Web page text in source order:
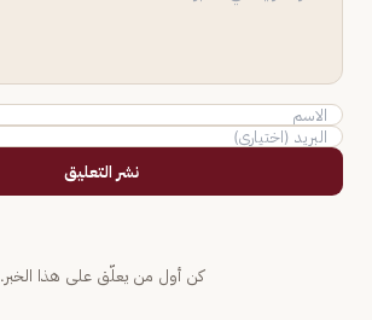
نشر التعليق
كن أول من يعلّق على هذا الخبر.